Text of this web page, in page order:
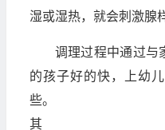
湿或湿热，就会刺激腺
调理过程中通过与
的孩子好的快，上幼
些。
其